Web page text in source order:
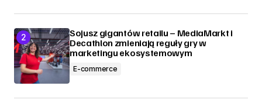
Sojusz gigantów retailu – MediaMarkt i
Decathlon zmieniają reguły gry w
marketingu ekosystemowym
E-commerce